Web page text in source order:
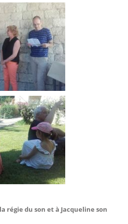
régie du son et à Jacqueline son